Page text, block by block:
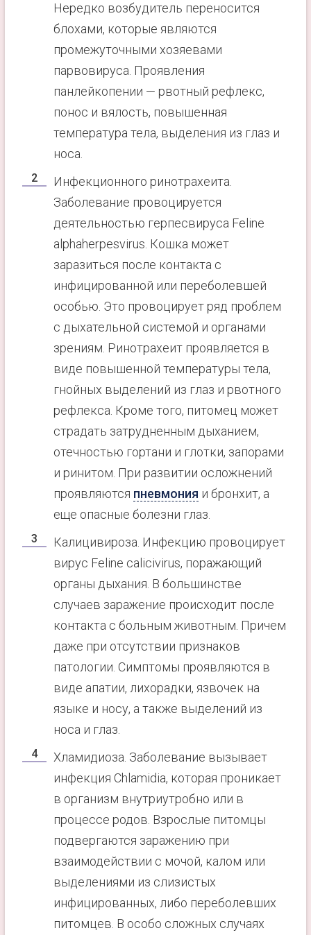
Нередко возбудитель переносится
блохами, которые являются
промежуточными хозяевами
парвовируса. Проявления
панлейкопении — рвотный рефлекс,
понос и вялость, повышенная
температура тела, выделения из глаз и
носа.
Инфекционного ринотрахеита.
Заболевание провоцируется
деятельностью герпесвируса Feline
alphaherpesvirus. Кошка может
заразиться после контакта с
инфицированной или переболевшей
особью. Это провоцирует ряд проблем
с дыхательной системой и органами
зрениям. Ринотрахеит проявляется в
виде повышенной температуры тела,
гнойных выделений из глаз и рвотного
рефлекса. Кроме того, питомец может
страдать затрудненным дыханием,
отечностью гортани и глотки, запорами
и ринитом. При развитии осложнений
проявляются пневмония и бронхит, а
еще опасные болезни глаз.
Калицивироза. Инфекцию провоцирует
вирус Feline calicivirus, поражающий
органы дыхания. В большинстве
случаев заражение происходит после
контакта с больным животным. Причем
даже при отсутствии признаков
патологии. Симптомы проявляются в
виде апатии, лихорадки, язвочек на
языке и носу, а также выделений из
носа и глаз.
Хламидиоза. Заболевание вызывает
инфекция Chlamidia, которая проникает
в организм внутриутробно или в
процессе родов. Взрослые питомцы
подвергаются заражению при
взаимодействии с мочой, калом или
выделениями из слизистых
инфицированных, либо переболевших
питомцев. В особо сложных случаях